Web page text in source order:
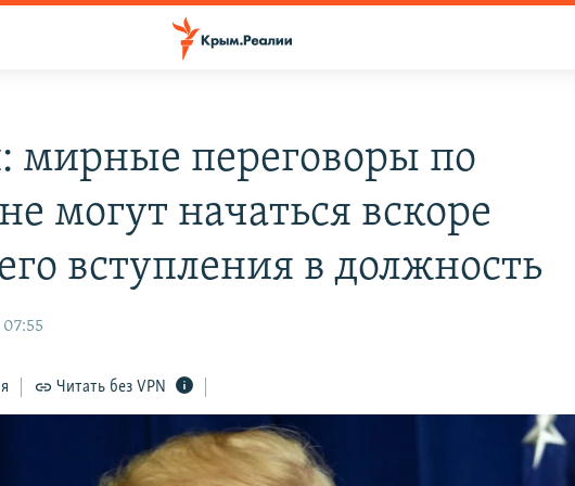
мирные переговоры по
могут начаться вскоре
вступления в должность
Читать без VPN